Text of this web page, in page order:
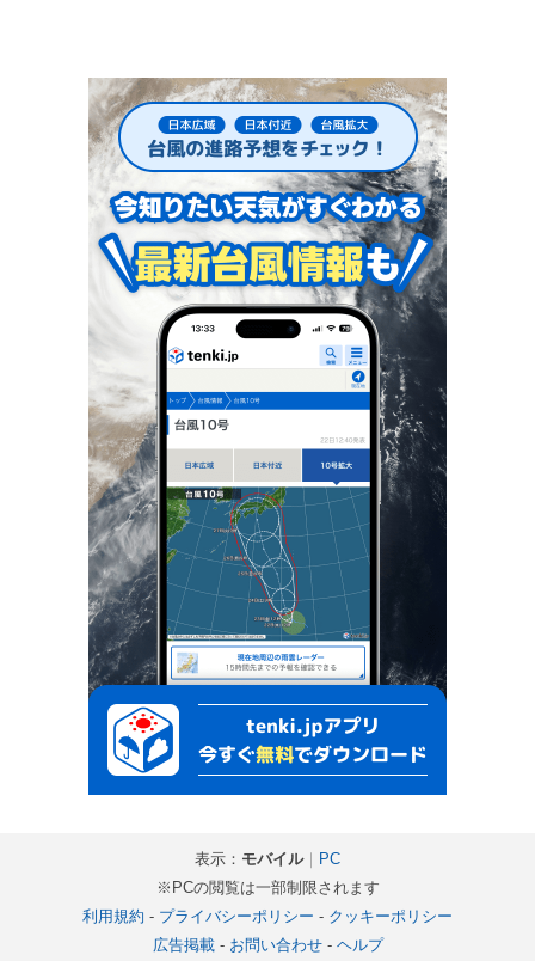
表示： モバイル｜ PC
※PCの閲覧は一部制限されます
利用規約 - プライバシーポリシー - クッキーポリシー
広告掲載- お問い合わせ- ヘルプ